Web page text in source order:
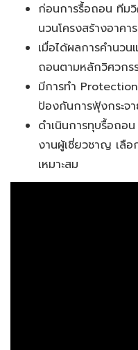
ก่อนการรื้อถอน ทีมวิ
นวนโครงสร้างอาคาร
เมื่อได้ผลการคำนว
ถอนตามหลักวิศวกร
มีการทำ
ป้องกันการฟุ้งกระจ
ดำเนินการทุบรื้อถอ
งานผู้เชี่ยวชาญ เลือ
เหมาะสม